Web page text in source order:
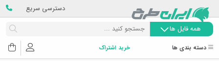
دسترسی سریع
همه فایل ها
دسته بندی ها خرید اشتراک